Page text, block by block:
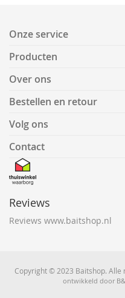
Onze service
Producten
Over ons
Bestellen en retour
Volg ons
Contact
Reviews
Reviews www.baitshop.nl
Copyright © 2023 Baitshop. Alle
ontwikkeld door